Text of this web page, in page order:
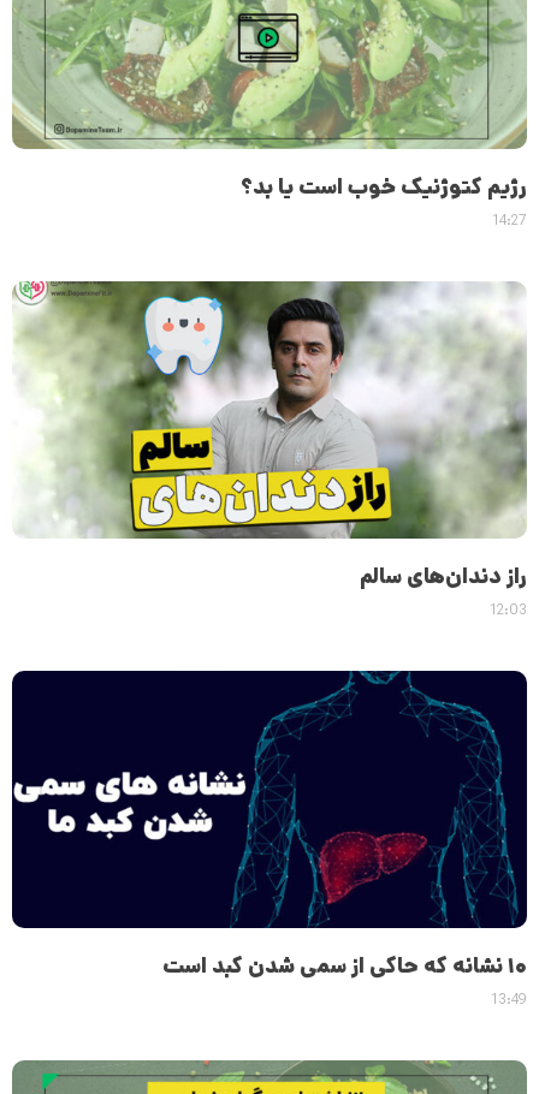
رژیم کتوژنیک خوب است یا بد؟
14:27
راز دندان‌های سالم
12:03
۱۰ نشانه که حاکی از سمی شدن کبد است
13:49